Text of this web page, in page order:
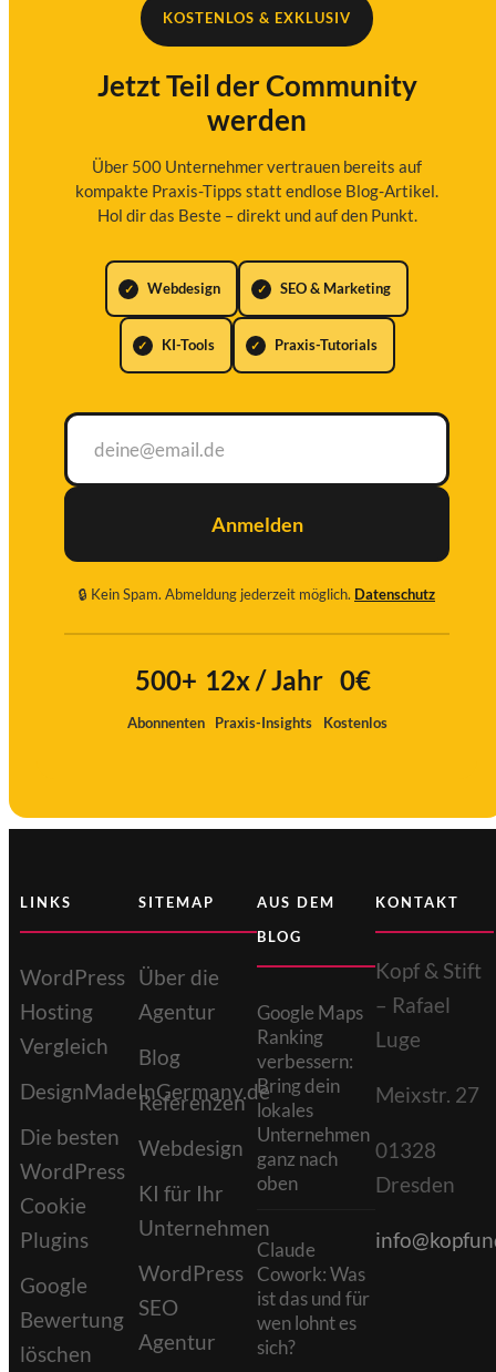
KOSTENLOS & EXKLUSIV
Jetzt Teil der Community
werden
Über 500 Unternehmer vertrauen bereits auf
kompakte Praxis-Tipps statt endlose Blog-Artikel.
Hol dir das Beste – direkt und auf den Punkt.
Webdesign SEO & Marketing
KI-Tools Praxis-Tutorials
Anmelden
Ich
🔒 Kein Spam. Abmeldung jederzeit möglich. Datenschutz
500+
Abonnenten
12x / Jahr
Praxis-Insights
0€
Kostenlos
LINKS
WordPress
Hosting
Vergleich
DesignMadeInGermany.de
Die besten
WordPress
Cookie
Plugins
Google
Bewertung
löschen
SITEMAP
Über die
Agentur
Blog
Referenzen
Webdesign
KI für Ihr
Unternehmen
WordPress
SEO
Agentur
AUS DEM
BLOG
Google Maps
Ranking
verbessern:
Bring dein
lokales
Unternehmen
ganz nach
oben
Claude
Cowork: Was
ist das und für
wen lohnt es
sich?
KONTAKT
Kopf & Stift
– Rafael
Luge
Meixstr. 27
01328
Dresden